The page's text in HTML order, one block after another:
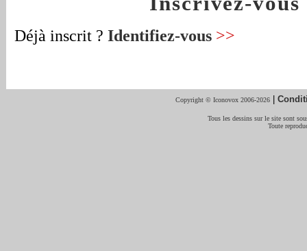
Déjà inscrit ? Identifiez-vous >>
Copyright © Iconovox 2006-2026 |
Tous les dessins sur le site sont
Toute